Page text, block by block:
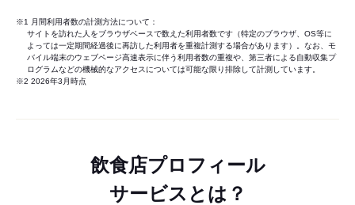
※1 月間利用者数の計測方法について：
サイトを訪れた人をブラウザベースで数えた利用者数です（特定のブラウザ、OS等に
よっては一定期間経過後に再訪した利用者を重複計測する場合があります）。なお、モ
バイル端末のウェブページ高速表示に伴う利用者数の重複や、第三者による自動収集プ
ログラムなどの機械的なアクセスについては可能な限り排除して計測しています。
※2 2026年3月時点
飲食店プロフィール
サービスとは？